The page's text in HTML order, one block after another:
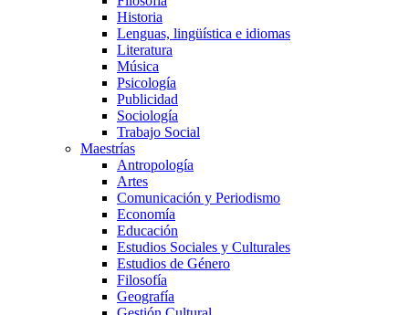
Historia
Lenguas, lingüística e idiomas
Literatura
Música
Psicología
Publicidad
Sociología
Trabajo Social
Maestrías
Antropología
Artes
Comunicación y Periodismo
Economía
Educación
Estudios Sociales y Culturales
Estudios de Género
Filosofía
Geografía